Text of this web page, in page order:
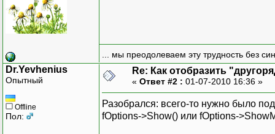
... мы преодолеваем эту трудность без
Dr.Yevhenius
Опытный
Offline
Пол:
Re: Как отобразить
« Ответ #2 : 01-07-2010 16:36 »
Разобрался: всего-то нужно было
fOptions->Show() или fOptions-